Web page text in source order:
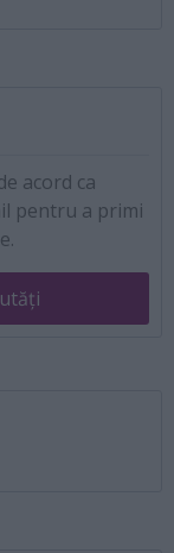
acord ca
pentru a primi